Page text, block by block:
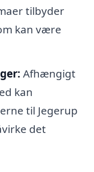
tilbyder
kan være
Afhængigt
kan
til Jegerup
det